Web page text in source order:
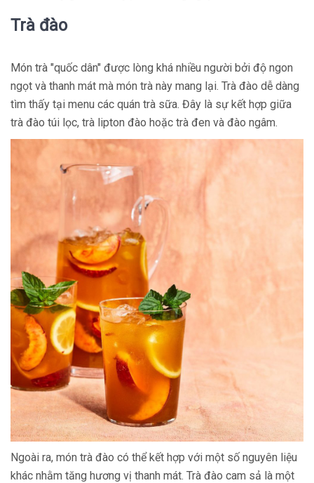
Trà đào
Món trà "quốc dân" được lòng khá nhiều người bởi độ ngon
ngọt và thanh mát mà món trà này mang lại. Trà đào dễ dàng
tìm thấy tại menu các quán trà sữa. Đây là sự kết hợp giữa
trà đào túi lọc, trà lipton đào hoặc trà đen và đào ngâm.
Ngoài ra, món trà đào có thể kết hợp với một số nguyên liệu
khác nhằm tăng hương vị thanh mát. Trà đào cam sả là một